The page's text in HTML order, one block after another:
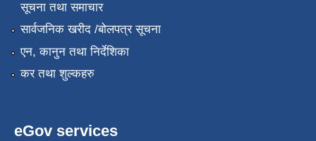
सूचना तथा समाचार
सार्वजनिक खरीद /बोलपत्र सूचना
एन, कानुन तथा निर्देशिका
कर तथा शुल्कहरु
eGov services